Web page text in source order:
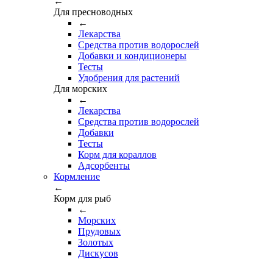
Для пресноводных
←
Лекарства
Средства против водорослей
Добавки и кондиционеры
Тесты
Удобрения для растений
Для морских
←
Лекарства
Средства против водорослей
Добавки
Тесты
Корм для кораллов
Адсорбенты
Кормление
←
Корм для рыб
←
Морских
Прудовых
Золотых
Дискусов